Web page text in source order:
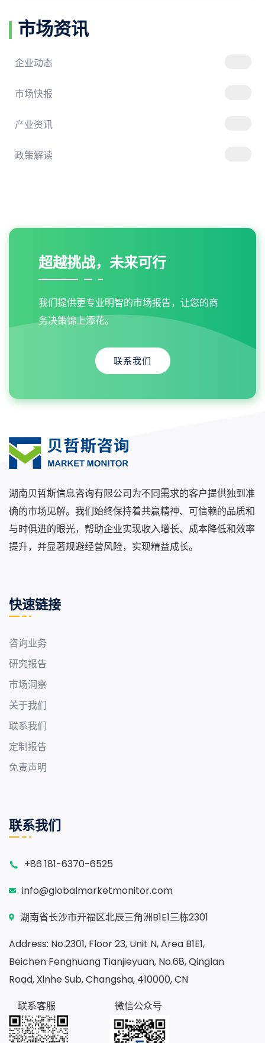
市场资讯
企业动态
市场快报
产业资讯
政策解读
超越挑战，未来可行
我们提供更专业明智的市场报告，让您的商
务决策锦上添花。
联系我们
湖南贝哲斯信息咨询有限公司为不同需求的客户提供独到准
确的市场见解。我们始终保持着共赢精神、可信赖的品质和
与时俱进的眼光，帮助企业实现收入增长、成本降低和效率
提升，并显著规避经营风险，实现精益成长。
快速链接
咨询业务
研究报告
市场洞察
关于我们
联系我们
定制报告
免责声明
联系我们
+86 181-6370-6525
info@globalmarketmonitor.com
湖南省长沙市开福区北辰三角洲B1E1三栋2301
Address: No.2301, Floor 23, Unit N, Area B1E1,
Beichen Fenghuang Tianjieyuan, No.68, Qinglan
Road, Xinhe Sub, Changsha, 410000, CN
联系客服
微信公众号